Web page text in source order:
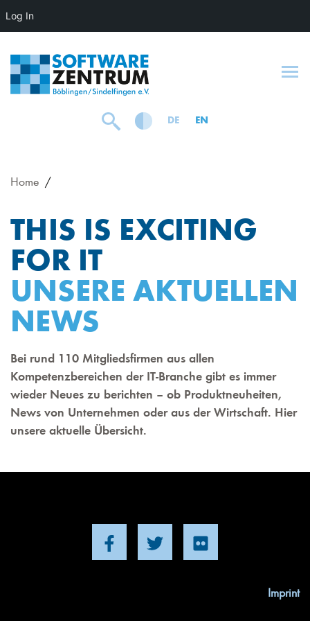
DE EN
Home
THIS IS EXCITING
FOR IT
UNSERE AKTUELLEN
NEWS
Bei rund 110 Mitgliedsfirmen aus allen
Kompetenzbereichen der IT-Branche gibt es immer
wieder Neues zu berichten – ob Produktneuheiten,
News von Unternehmen oder aus der Wirtschaft. Hier
unsere aktuelle Übersicht.
Imprint
Log In